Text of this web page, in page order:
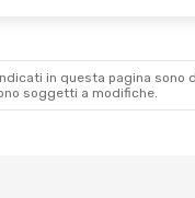
in questa pagina
soggetti a modifiche.